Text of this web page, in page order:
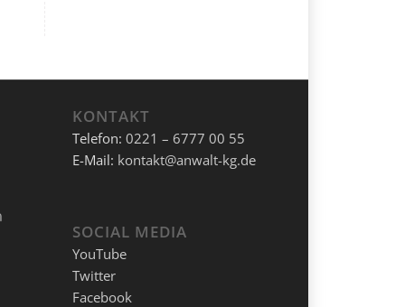
KONTAKT
Telefon: 0221 – 6777 00 55
E-Mail: kontakt@anwalt-kg.de
SOCIAL MEDIA
YouTube
Twitter
Facebook